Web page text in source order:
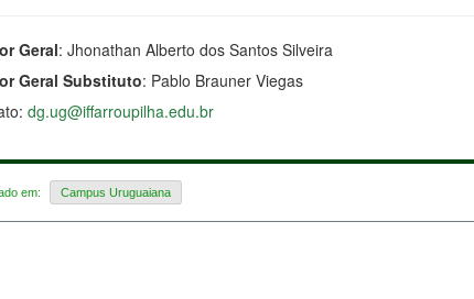
Geral: Jhonathan Alberto dos Santos Silveira
Geral Substituto: Pablo Brauner Viegas
dg.ug@iffarroupilha.edu.br
em: Campus Uruguaiana